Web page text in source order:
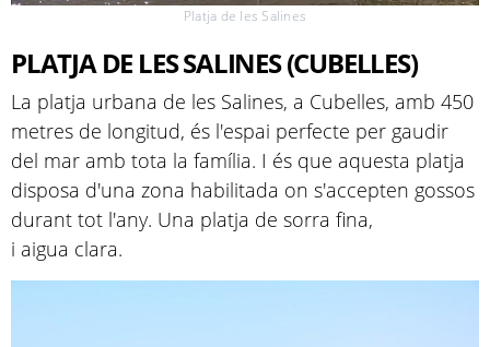
Platja de les Salines
PLATJA DE LES SALINES (CUBELLES)
La platja urbana de les Salines, a Cubelles, amb 450
metres de longitud, és l'espai perfecte per gaudir
del mar amb tota la família. I és que aquesta platja
disposa d'una zona habilitada on s'accepten gossos
durant tot l'any. Una platja de sorra fina,
i aigua clara.